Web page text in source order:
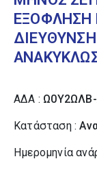
ΕΞΟΦΛΗΣΗ
ΑΔΑ :
Κατάσταση :
Ημερομηνία